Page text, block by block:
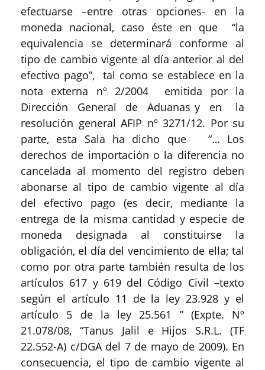
efectuarse –entre otras opciones- en la
moneda nacional, caso éste en que “la
equivalencia se determinará conforme al
tipo de cambio vigente al día anterior al del
efectivo pago”, tal como se establece en la
nota externa nº 2/2004 emitida por la
Dirección General de Aduanas y en la
resolución general AFIP nº 3271/12. Por su
parte, esta Sala ha dicho que “… Los
derechos de importación o la diferencia no
cancelada al momento del registro deben
abonarse al tipo de cambio vigente al día
del efectivo pago (es decir, mediante la
entrega de la misma cantidad y especie de
moneda designada al constituirse la
obligación, el día del vencimiento de ella; tal
como por otra parte también resulta de los
artículos 617 y 619 del Código Civil –texto
según el artículo 11 de la ley 23.928 y el
artículo 5 de la ley 25.561 ” (Expte. Nº
21.078/08, “Tanus Jalil e Hijos S.R.L. (TF
22.552-A) c/DGA del 7 de mayo de 2009). En
consecuencia, el tipo de cambio vigente al